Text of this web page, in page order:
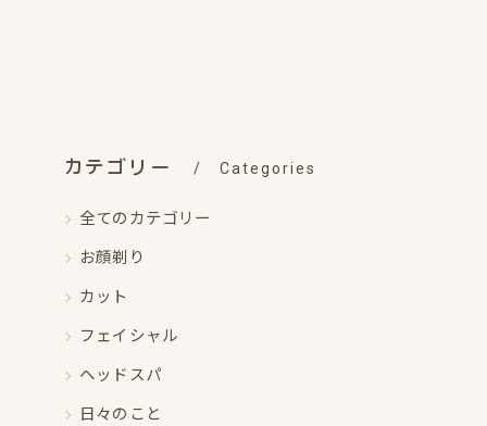
カテゴリー Categories
全てのカテゴリー
お顔剃り
カット
フェイシャル
ヘッドスパ
日々のこと